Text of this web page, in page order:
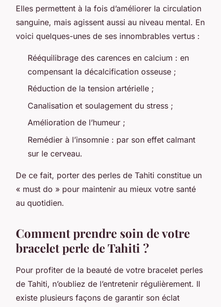
Elles permettent à la fois d’améliorer la circulation
sanguine, mais agissent aussi au niveau mental. En
voici quelques-unes de ses innombrables vertus :
Rééquilibrage des carences en calcium : en
compensant la décalcification osseuse ;
Réduction de la tension artérielle ;
Canalisation et soulagement du stress ;
Amélioration de l’humeur ;
Remédier à l’insomnie : par son effet calmant
sur le cerveau.
De ce fait, porter des perles de Tahiti constitue un
« must do » pour maintenir au mieux votre santé
au quotidien.
Comment prendre soin de votre
bracelet perle de Tahiti ?
Pour profiter de la beauté de votre bracelet perles
de Tahiti, n’oubliez de l’entretenir régulièrement. Il
existe plusieurs façons de garantir son éclat